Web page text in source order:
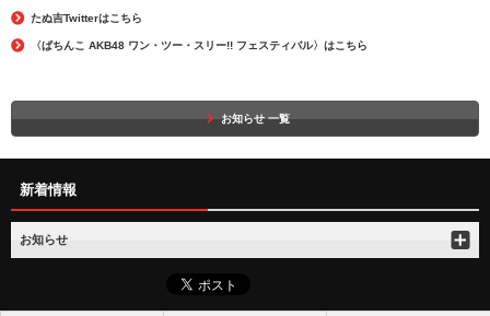
たぬ吉Twitterはこちら
〈ぱちんこ AKB48 ワン・ツー・スリー!! フェスティバル〉はこちら
お知らせ 一覧
新着情報
お知らせ